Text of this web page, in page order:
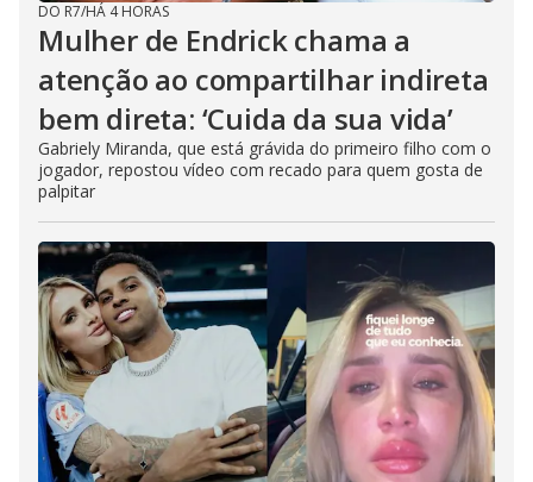
DO R7/HÁ 4 HORAS
Mulher de Endrick chama a
atenção ao compartilhar indireta
bem direta: ‘Cuida da sua vida’
Gabriely Miranda, que está grávida do primeiro filho com o
jogador, repostou vídeo com recado para quem gosta de
palpitar